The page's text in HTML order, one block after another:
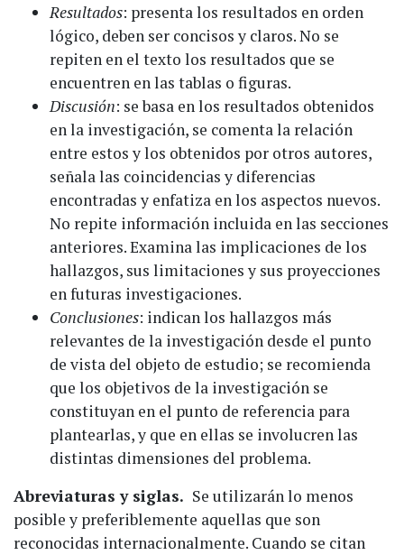
Resultados: presenta los resultados en orden
lógico, deben ser concisos y claros. No se
repiten en el texto los resultados que se
encuentren en las tablas o figuras.
Discusión: se basa en los resultados obtenidos
en la investigación, se comenta la relación
entre estos y los obtenidos por otros autores,
señala las coincidencias y diferencias
encontradas y enfatiza en los aspectos nuevos.
No repite información incluida en las secciones
anteriores. Examina las implicaciones de los
hallazgos, sus limitaciones y sus proyecciones
en futuras investigaciones.
Conclusiones: indican los hallazgos más
relevantes de la investigación desde el punto
de vista del objeto de estudio; se recomienda
que los objetivos de la investigación se
constituyan en el punto de referencia para
plantearlas, y que en ellas se involucren las
distintas dimensiones del problema.
Abreviaturas y siglas. Se utilizarán lo menos
posible y preferiblemente aquellas que son
reconocidas internacionalmente. Cuando se citan